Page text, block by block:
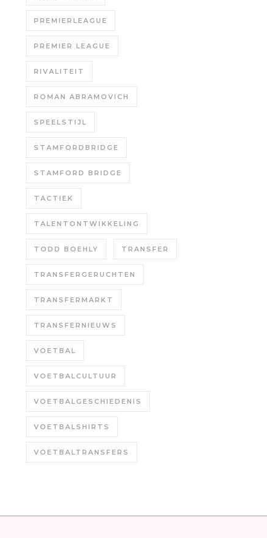
PREMIERLEAGUE
PREMIER LEAGUE
RIVALITEIT
ROMAN ABRAMOVICH
SPEELSTIJL
STAMFORDBRIDGE
STAMFORD BRIDGE
TACTIEK
TALENTONTWIKKELING
TODD BOEHLY TRANSFER
TRANSFERGERUCHTEN
TRANSFERMARKT
TRANSFERNIEUWS
VOETBAL
VOETBALCULTUUR
VOETBALGESCHIEDENIS
VOETBALSHIRTS
VOETBALTRANSFERS